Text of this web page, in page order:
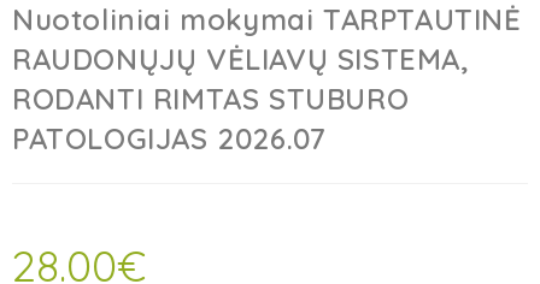
Nuotoliniai mokymai TARPTAUTINĖ
RAUDONŲJŲ VĖLIAVŲ SISTEMA,
RODANTI RIMTAS STUBURO
PATOLOGIJAS 2026.07
28.00€